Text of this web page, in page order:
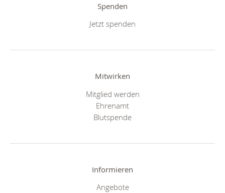
Spenden
Jetzt spenden
Mitwirken
Mitglied werden
Ehrenamt
Blutspende
Informieren
Angebote